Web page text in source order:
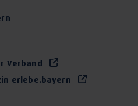
Verband
erlebe.bayern